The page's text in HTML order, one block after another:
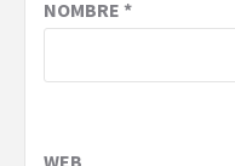
NOMBRE *